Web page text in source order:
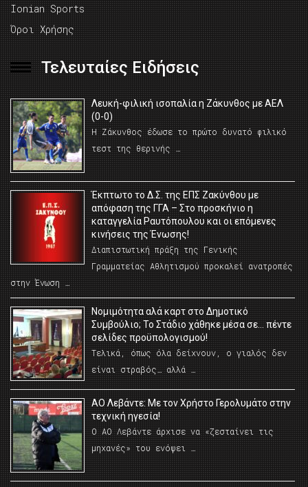
Ionian Sports
Όροι Χρήσης
Τελευταίες Ειδήσεις
Λευκή-φιλική ισοπαλία η Ζάκυνθος με ΑΕΛ
(0-0)
Η Ζάκυνθος έδωσε το πρώτο δυνατό φιλικό
τεστ της θερινής …
Έκπτωτο το Δ.Σ. της ΕΠΣ Ζακύνθου με
απόφαση της ΓΓΑ – Στο προσκήνιο η
καταγγελία Ραυτόπουλου και οι επόμενες
κινήσεις της Ένωσης!
Διαπιστωτική πράξη της Γενικής
Γραμματείας Αθλητισμού προκαλεί ανατροπές
στην Ένωση …
Νομιμότητα αλά καρτ στο Δημοτικό
Συμβούλιο; Το Στάδιο χάθηκε μέσα σε… πέντε
σελίδες προϋπολογισμού!
Τελικά, όπως όλα δείχνουν, ο γιαλός δεν
είναι στραβός… αλλά …
ΑΟ Λεβάντε: Με τον Χρήστο Γερολυμάτο στην
τεχνική ηγεσία!
Ο ΑΟ Λεβάντε άρχισε να «ζεσταίνει τις
μηχανές» του ενόψει …